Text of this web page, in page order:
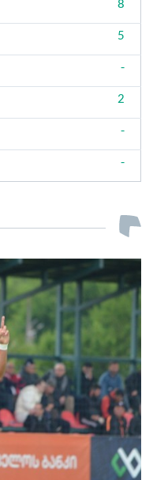
8
5
-
2
-
-